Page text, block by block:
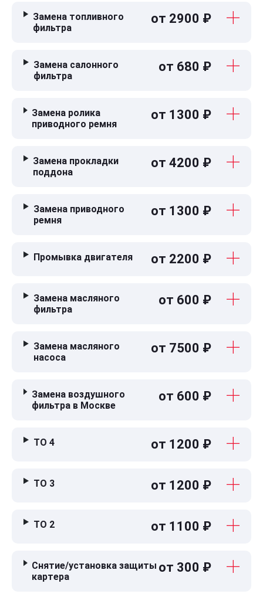
Замена топливного
фильтра
от 2900 ₽
Замена салонного
фильтра
от 680 ₽
Замена ролика
приводного ремня
от 1300 ₽
Замена прокладки
поддона
от 4200 ₽
Замена приводного
ремня
от 1300 ₽
Промывка двигателя от 2200 ₽
Замена масляного
фильтра
от 600 ₽
Замена масляного
насоса
от 7500 ₽
Замена воздушного
фильтра в Москве
от 600 ₽
ТО 4 от 1200 ₽
ТО 3 от 1200 ₽
ТО 2 от 1100 ₽
Снятие/установка защиты
картера
от 300 ₽